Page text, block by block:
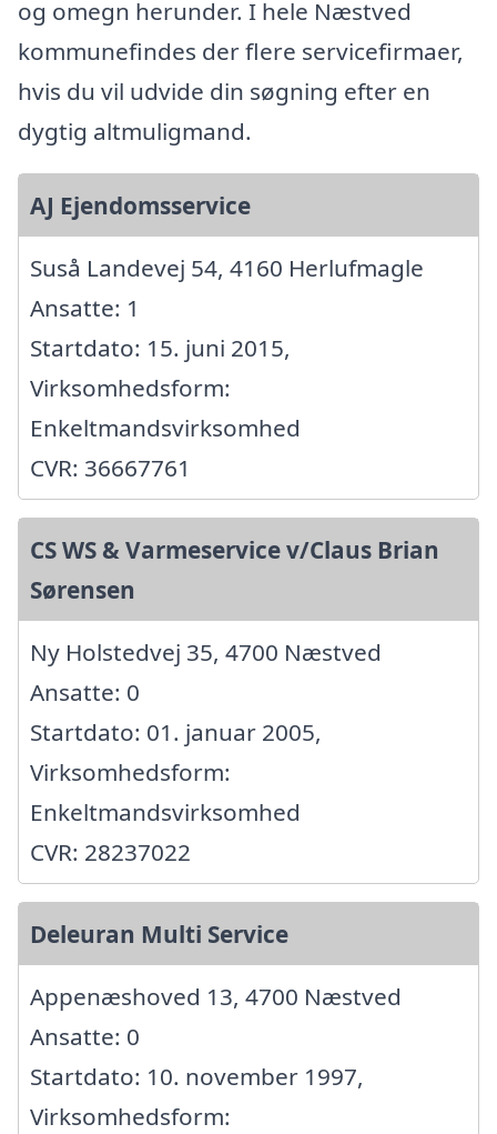
og omegn herunder. I hele Næstved
kommunefindes der flere servicefirmaer,
hvis du vil udvide din søgning efter en
dygtig altmuligmand.
AJ Ejendomsservice
Suså Landevej 54, 4160 Herlufmagle
Ansatte: 1
Startdato: 15. juni 2015,
Virksomhedsform:
Enkeltmandsvirksomhed
CVR: 36667761
CS WS & Varmeservice v/Claus Brian
Sørensen
Ny Holstedvej 35, 4700 Næstved
Ansatte: 0
Startdato: 01. januar 2005,
Virksomhedsform:
Enkeltmandsvirksomhed
CVR: 28237022
Deleuran Multi Service
Appenæshoved 13, 4700 Næstved
Ansatte: 0
Startdato: 10. november 1997,
Virksomhedsform: